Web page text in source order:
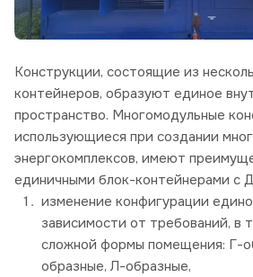
Конструкции, состоящие из
контейнеров, образуют единое
пространство. Многомодульные
использующиеся при создании
энергокомплексов, имеют
единичными блок-контейнерами с
изменение конфигурации
зависимости от требований, в
сложной формы помещения: Г-
образные, Л-образные,